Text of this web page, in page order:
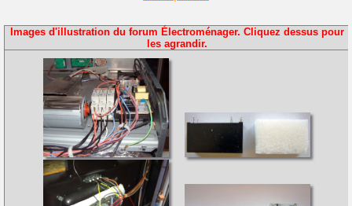
Images d'illustration du forum Électroménager. Cliquez dessus pour
les agrandir.